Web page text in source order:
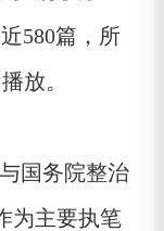
580篇，所
放。
国务院整治
为主要执笔